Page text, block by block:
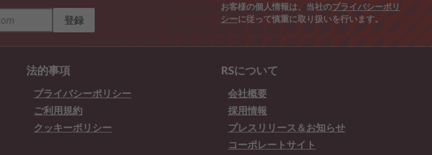
登録
お客様の個人情報は、当社のプライバシーポリ
シーに従って慎重に取り扱いを行います。
法的事項
プライバシーポリシー
ご利用規約
クッキーポリシー
RSについて
会社概要
採用情報
プレスリリース＆お知らせ
コーポレートサイト